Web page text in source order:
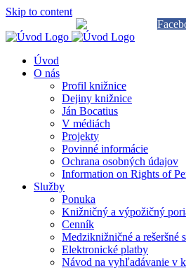
Skip to content
Úvod
O nás
Profil knižnice
Dejiny knižnice
Ján Bocatius
V médiách
Projekty
Povinné informácie
Ochrana osobných údajov
Information on Rights of
Služby
Ponuka
Knižničný a výpožičný
Cenník
Medziknižničné a rešeršné
Elektronické platby
Návod na vyhľadávanie v